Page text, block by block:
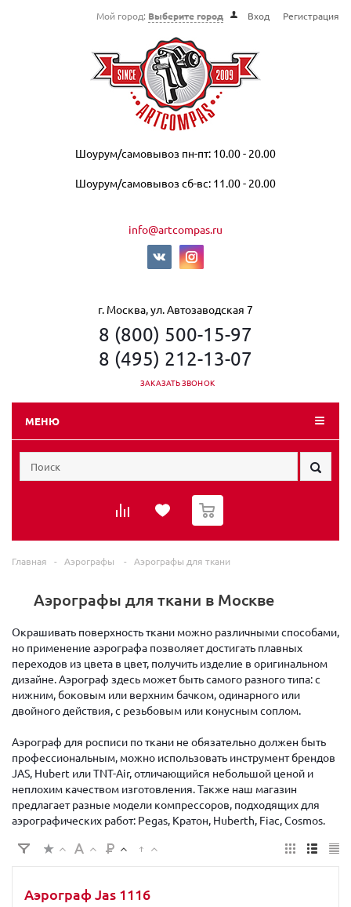
Мой город: Выберите город Вход Регистрация
Шоурум/самовывоз пн-пт: 10.00 - 20.00
Шоурум/самовывоз сб-вс: 11.00 - 20.00
info@artcompas.ru
г. Москва, ул. Автозаводская 7
8 (800) 500-15-97
8 (495) 212-13-07
ЗАКАЗАТЬ ЗВОНОК
МЕНЮ
0
Главная - Аэрографы - Аэрографы для ткани
Аэрографы для ткани в Москве
Окрашивать поверхность ткани можно различными способами,
но применение аэрографа позволяет достигать плавных
переходов из цвета в цвет, получить изделие в оригинальном
дизайне. Аэрограф здесь может быть самого разного типа: с
нижним, боковым или верхним бачком, одинарного или
двойного действия, с резьбовым или конусным соплом.
Аэрограф для росписи по ткани не обязательно должен быть
профессиональным, можно использовать инструмент брендов
JAS, Hubert или TNT-Air, отличающийся небольшой ценой и
неплохим качеством изготовления. Также наш магазин
предлагает разные модели компрессоров, подходящих для
аэрографических работ: Pegas, Кратон, Huberth, Fiac, Cosmos.
Аэрограф Jas 1116